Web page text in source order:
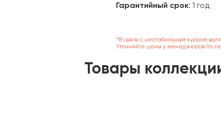
Гарантийный срок: 1 год
*В связи с нестабильным курсом
Уточняйте цены у менеджеров по
Товары